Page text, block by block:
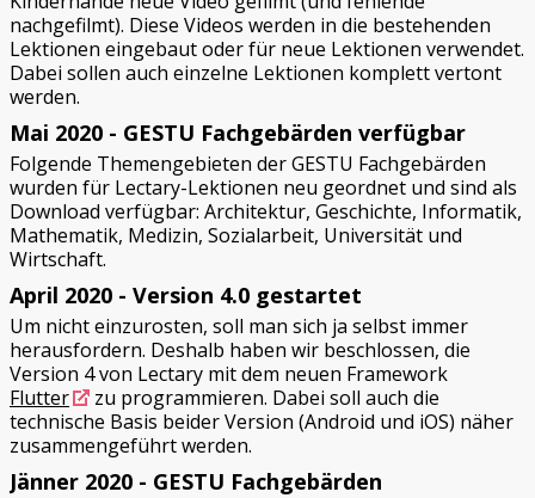
nachgefilmt). Diese Videos werden in die bestehenden
Lektionen eingebaut oder für neue Lektionen verwendet.
Dabei sollen auch einzelne Lektionen komplett vertont
werden.
Mai 2020 - GESTU Fachgebärden verfügbar
Folgende Themengebieten der GESTU Fachgebärden
wurden für Lectary-Lektionen neu geordnet und sind als
Download verfügbar: Architektur, Geschichte, Informatik,
Mathematik, Medizin, Sozialarbeit, Universität und
Wirtschaft.
April 2020 - Version 4.0 gestartet
Um nicht einzurosten, soll man sich ja selbst immer
herausfordern. Deshalb haben wir beschlossen, die
Version 4 von Lectary mit dem neuen Framework
Flutter
zu programmieren. Dabei soll auch die
technische Basis beider Version (Android und iOS) näher
zusammengeführt werden.
Jänner 2020 - GESTU Fachgebärden